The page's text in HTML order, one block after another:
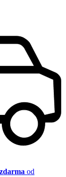
od